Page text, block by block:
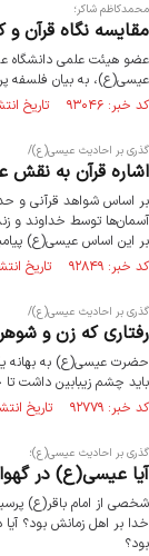
محمدکاظم شاکر؛
مقایسه نگاه
عضو هیئت علمی دانشگاه
عیسی(ع)، به بیان فلسفه
کد خبر: ۹۳۰۴۶ تاریخ انتشار : ۱۳۹۶/۱۰/۰۴
گذری بر احادیث عیسی(ع)/
اشاره قرآن به
بر اساس شواهد قرآنی و
آسمان‌ها توسط خداوند و
بر این اساس عیسی(ع)
کد خبر: ۹۲۸۴۹ تاریخ انتشار : ۱۳۹۶/۰۹/۳۰
گذری بر احادیث عیسی(ع)/
رفتاری که زن و
حضرت عیسی(ع) به بهانه‌
باید چشم زیبابین داشت
کد خبر: ۹۲۷۷۹ تاریخ انتشار : ۱۳۹۶/۰۹/۲۴
گذری بر احادیث عیسی(ع)؛
آیا عیسی(ع) در
شخصی از امام باقر(ع)
خدا بر اهل زمانش بود؟
بود؟